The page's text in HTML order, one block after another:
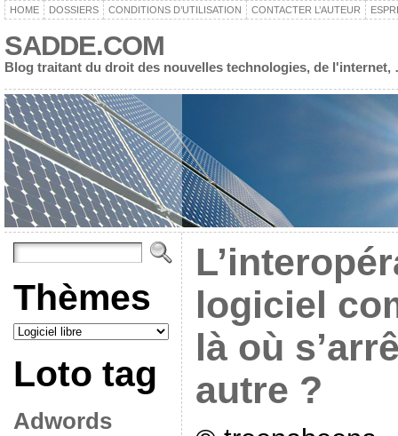
HOME DOSSIERS CONDITIONS D’UTILISATION CONTACTER L’AUTEUR
SADDE.COM
Blog traitant du droit des nouvelles technologies, de l'internet,
Thèmes
Loto tag
Adwords
logiciel
là où
autre ?